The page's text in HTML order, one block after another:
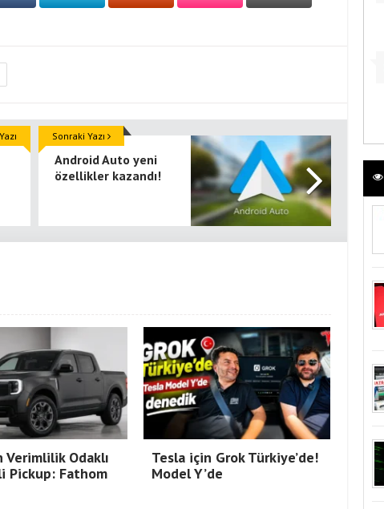
Android Auto yeni
özellikler kazandı!
Sonraki Yazı
Verimlilik Odaklı
Pickup: Fathom
Tesla için Grok Türkiye’de!
Model Y’de